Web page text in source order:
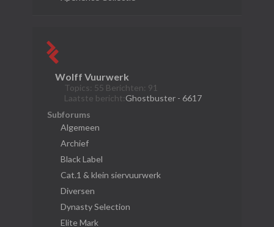
Wolff Vuurwerk
Topics: 55 Berichten: 91
Laatste bericht:Ghostbuster - 6617
Subforums
Algemeen
Archief
Black Label
Cat.1 & klein siervuurwerk
Diversen
Dynasty Selection
Elite Mark